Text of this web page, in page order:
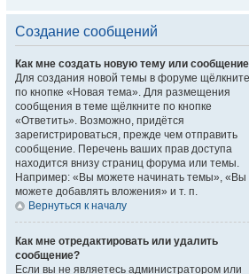
Создание сообщений
Как мне создать новую тему или
Для создания новой темы в форуме щёлкните
по кнопке «Новая тема». Для размещения
сообщения в теме щёлкните по кнопке
«Ответить». Возможно, придётся
зарегистрироваться, прежде чем отправить
сообщение. Перечень ваших прав доступа
находится внизу страниц форума или темы.
Например: «Вы можете начинать темы», «Вы
можете добавлять вложения» и т. п.
Вернуться к началу
Как мне отредактировать или удалить
сообщение?
Если вы не являетесь администратором или